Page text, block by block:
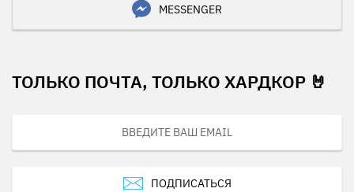
MESSENGER
ТОЛЬКО ПОЧТА, ТОЛЬКО ХАРДКОР 🤘
ПОДПИСАТЬСЯ